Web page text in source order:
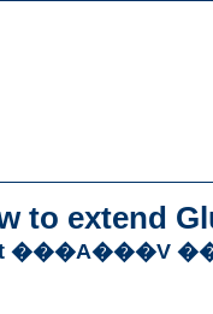
to extend
���A���V